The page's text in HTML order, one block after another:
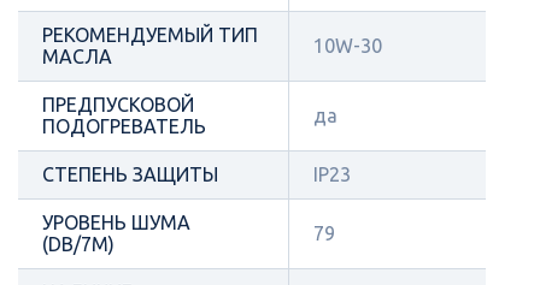
РЕКОМЕНДУЕМЫЙ ТИП
МАСЛА
10W-30
ПРЕДПУСКОВОЙ
ПОДОГРЕВАТЕЛЬ
да
СТЕПЕНЬ ЗАЩИТЫ IP23
УРОВЕНЬ ШУМА
(DB/7М)
79